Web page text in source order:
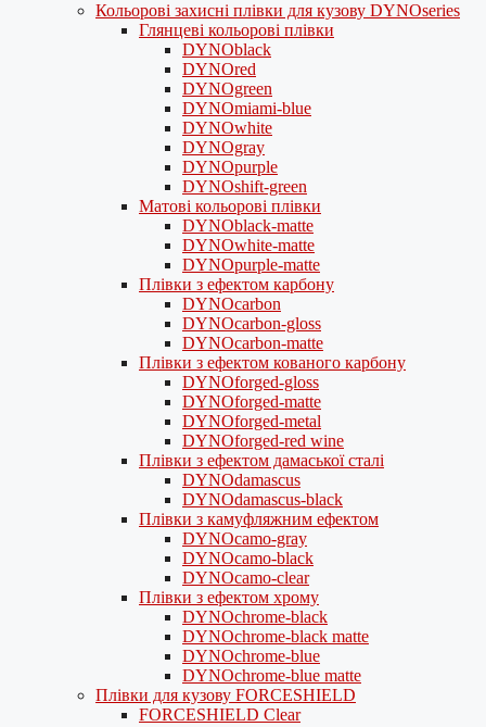
Кольорові захисні плівки для кузову DYNOseries
Глянцеві кольорові плівки
DYNOblack
DYNOred
DYNOgreen
DYNOmiami-blue
DYNOwhite
DYNOgray
DYNOpurple
DYNOshift-green
Матові кольорові плівки
DYNOblack-matte
DYNOwhite-matte
DYNOpurple-matte
Плівки з ефектом карбону
DYNOcarbon
DYNOcarbon-gloss
DYNOcarbon-matte
Плівки з ефектом кованого карбону
DYNOforged-gloss
DYNOforged-matte
DYNOforged-metal
DYNOforged-red wine
Плівки з ефектом дамаської сталі
DYNOdamascus
DYNOdamascus-black
Плівки з камуфляжним ефектом
DYNOcamo-gray
DYNOcamo-black
DYNOcamo-clear
Плівки з ефектом хрому
DYNOchrome-black
DYNOchrome-black matte
DYNOchrome-blue
DYNOchrome-blue matte
Плівки для кузову FORCESHIELD
FORCESHIELD Clear